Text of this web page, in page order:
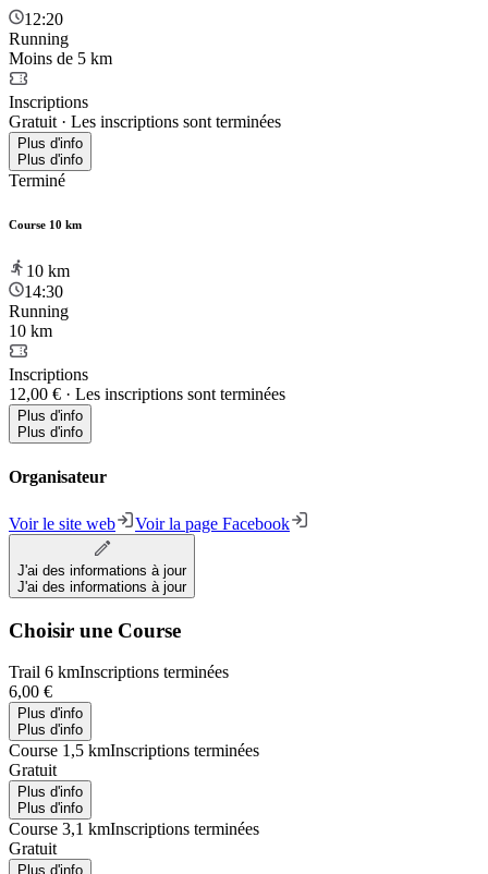
12:20
Running
Moins de 5 km
Inscriptions
Gratuit· Les inscriptions sont terminées
Plus d'info
Plus d'info
Terminé
Course 10 km
10 km
14:30
Running
10 km
Inscriptions
12,00 € · Les inscriptions sont terminées
Plus d'info
Plus d'info
Organisateur
Voir le site web Voir la page Facebook
J'ai des informations à jour
J'ai des informations à jour
Choisir une Course
Trail 6 kmInscriptions terminées
6,00 €
Plus d'info
Plus d'info
Course 1,5 kmInscriptions terminées
Gratuit
Plus d'info
Plus d'info
Course 3,1 kmInscriptions terminées
Gratuit
Plus d'info